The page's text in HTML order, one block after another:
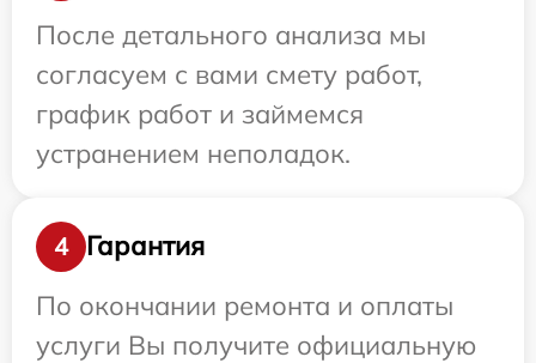
После детального анализа мы
согласуем с вами смету работ,
график работ и займемся
устранением неполадок.
4
Гарантия
По окончании ремонта и оплаты
услуги Вы получите официальную